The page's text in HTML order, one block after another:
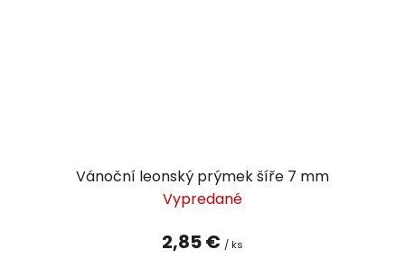
Vánoční leonský prýmek šíře 7 mm
Vypredané
2,85 € / ks